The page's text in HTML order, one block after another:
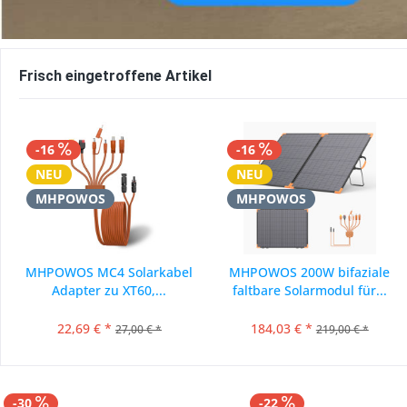
Frisch eingetroffene Artikel
-16
NEU
MHPOWOS
MHPOWOS MC4 Solarkabel
Adapter zu XT60,...
22,69 € * 27,00 € *
-16
NEU
MHPOWOS
MHPOWOS 200W bifaziale
faltbare Solarmodul für...
184,03 € * 219,00 € *
-30 -22